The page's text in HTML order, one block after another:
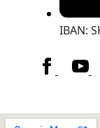
IBAN: